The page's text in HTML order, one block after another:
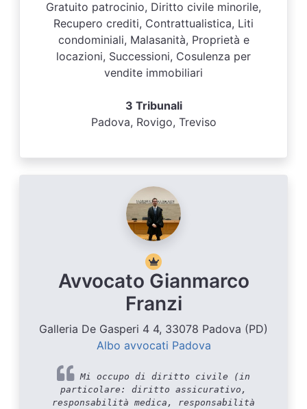
Gratuito patrocinio, Diritto civile minorile,
Recupero crediti, Contrattualistica, Liti
condominiali, Malasanità, Proprietà e
locazioni, Successioni, Cosulenza per
vendite immobiliari
3 Tribunali
Padova, Rovigo, Treviso
Avvocato Gianmarco
Franzi
Galleria De Gasperi 4 4, 33078 Padova (PD)
Albo avvocati Padova
Mi occupo di diritto civile (in
particolare: diritto assicurativo,
responsabilità medica, responsabilità